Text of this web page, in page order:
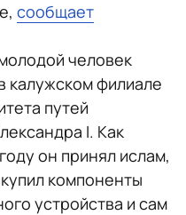
сообщает
человек
калужском филиале
путей
I. Как
он принял ислам,
компоненты
устройства и сам